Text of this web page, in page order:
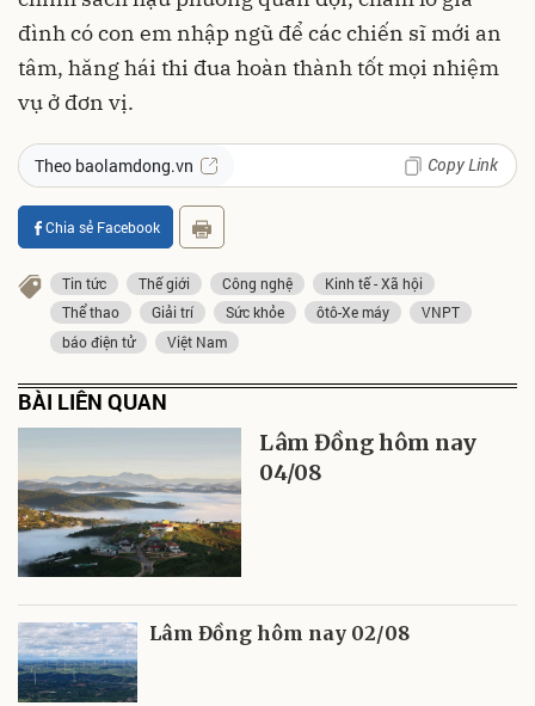
đình có con em nhập ngũ để các chiến sĩ mới an
tâm, hăng hái thi đua hoàn thành tốt mọi nhiệm
vụ ở đơn vị.
Theo baolamdong.vn Copy Link
Chia sẻ Facebook
Tin tức Thế giới Công nghệ
Kinh tế - Xã hội
Thể thao
Giải trí Sức khỏe ôtô-Xe máy
VNPT
báo điện tử
Việt Nam
BÀI LIÊN QUAN
Lâm Đồng hôm nay
04/08
Lâm Đồng hôm nay 02/08